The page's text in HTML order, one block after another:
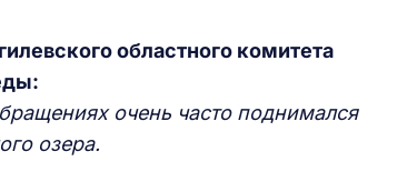
областного комитета
очень часто поднимался
озера.